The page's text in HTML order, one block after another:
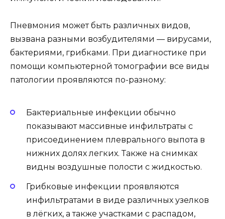
Пневмония может быть различных видов,
вызвана разными возбудителями — вирусами,
бактериями, грибками. При диагностике при
помощи компьютерной томографии все виды
патологии проявляются по-разному:
Бактериальные инфекции обычно
показывают массивные инфильтраты с
присоединением плеврального выпота в
нижних долях легких. Также на снимках
видны воздушные полости с жидкостью.
Грибковые инфекции проявляются
инфильтратами в виде различных узелков
в лёгких, а также участками с распадом,